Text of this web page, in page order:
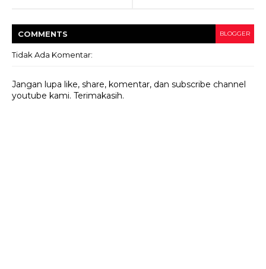
COMMENTS BLOGGER
Tidak Ada Komentar:
Jangan lupa like, share, komentar, dan subscribe channel
youtube kami. Terimakasih.